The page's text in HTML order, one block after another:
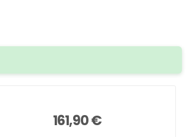
161,90 €